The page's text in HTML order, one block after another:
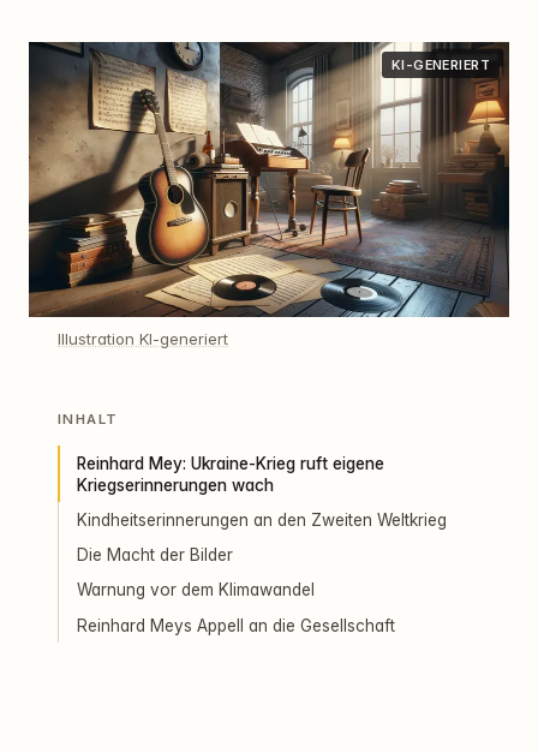
KI-GENERIERT
Illustration KI-generiert
INHALT
Reinhard Mey: Ukraine-Krieg ruft eigene
Kriegserinnerungen wach
Kindheitserinnerungen an den Zweiten Weltkrieg
Die Macht der Bilder
Warnung vor dem Klimawandel
Reinhard Meys Appell an die Gesellschaft